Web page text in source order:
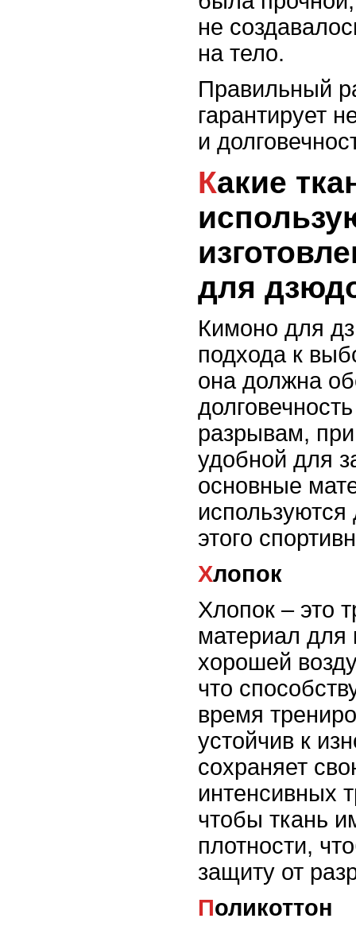
не
на тело.
Правильный
гарантирует
и
Какие ткани
для
Кимоно для
подхода к
она должна
разрывам,
удобной для
основные
используются
этого
Хлопок
Хлопок – это
материал для
хорошей
что
время
устойчив к
сохраняет
интенсивных
чтобы ткань
плотности,
защиту от
Поликоттон